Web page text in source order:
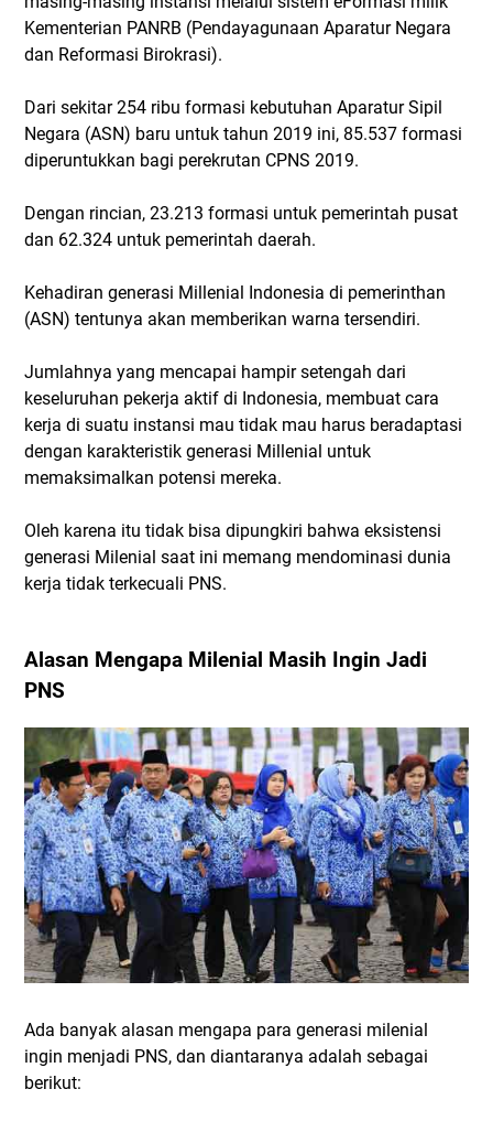
Kementerian PANRB (Pendayagunaan Aparatur Negara
dan Reformasi Birokrasi).
Dari sekitar 254 ribu formasi kebutuhan Aparatur Sipil
Negara (ASN) baru untuk tahun 2019 ini, 85.537 formasi
diperuntukkan bagi perekrutan CPNS 2019.
Dengan rincian, 23.213 formasi untuk pemerintah pusat
dan 62.324 untuk pemerintah daerah.
Kehadiran generasi Millenial Indonesia di pemerinthan
(ASN) tentunya akan memberikan warna tersendiri.
Jumlahnya yang mencapai hampir setengah dari
keseluruhan pekerja aktif di Indonesia, membuat cara
kerja di suatu instansi mau tidak mau harus beradaptasi
dengan karakteristik generasi Millenial untuk
memaksimalkan potensi mereka.
Oleh karena itu tidak bisa dipungkiri bahwa eksistensi
generasi Milenial saat ini memang mendominasi dunia
kerja tidak terkecuali PNS.
Alasan Mengapa Milenial Masih Ingin Jadi
PNS
Ada banyak alasan mengapa para generasi milenial
ingin menjadi PNS, dan diantaranya adalah sebagai
berikut: